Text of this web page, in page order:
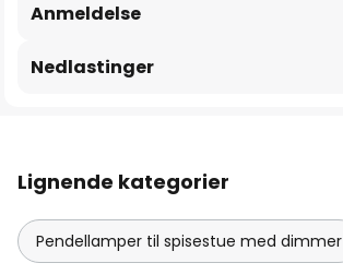
Anmeldelse
Nedlastinger
Lignende kategorier
Pendellamper til spisestue med dimmer